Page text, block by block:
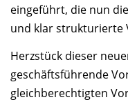
eingeführt, die nun
und klar strukturierte
Herzstück dieser
geschäftsführende
gleichberechtigten